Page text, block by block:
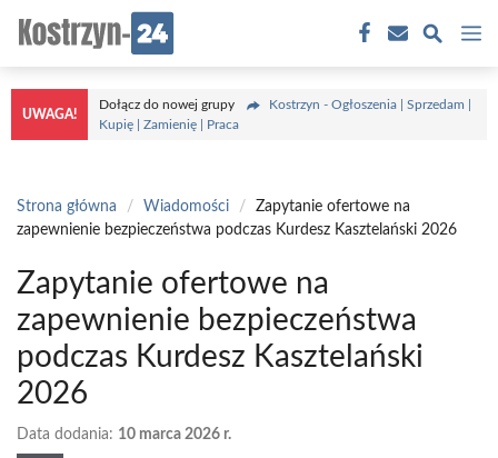
treści
UWAGA!
Dołącz do nowej grupy
Kostrzyn - Ogłoszenia | Sprzedam |
Kupię | Zamienię | Praca
Strona główna / Wiadomości /
Zapytanie ofertowe na
zapewnienie bezpieczeństwa podczas Kurdesz Kasztelański 2026
Zapytanie ofertowe na
zapewnienie bezpieczeństwa
podczas Kurdesz Kasztelański
2026
Data dodania: 10 marca 2026 r.